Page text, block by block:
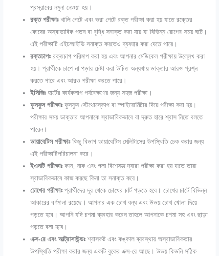
প্রস্রাবের নমুনা নেওয়া হয়।
রক্ত পরীক্ষাঃ খালি পেটে এবং ভরা পেটে রক্ত ​​পরীক্ষা করা হয় যাতে রক্তের
কোষের অস্বাভাবিক পতন বা বৃদ্ধি সনাক্ত করা যায় যা বিভিন্ন রোগের সময় ঘটে।
এই পরীক্ষাটি এইচআইভি সনাক্ত করতেও ব্যবহার করা যেতে পারে।
রক্তচাপঃ রক্তচাপ পরিমাপ করা হয় এবং আপনার মেডিকেল পরীক্ষায় উল্লেখ করা
হয়। প্রার্থীকে চাপে না পড়ার চেষ্টা করা উচিত অন্যথায় ডাক্তার আরও প্রশ্ন
করতে পারে এবং আরও পরীক্ষা করতে পারে।
ইসিজিঃ হার্টের কার্যকলাপ পর্যবেক্ষণের জন্য সহজ পরীক্ষা।
ফুসফুস পরীক্ষাঃ ফুসফুস স্টেথোস্কোপ বা স্পাইরোমিটার দিয়ে পরীক্ষা করা হয়।
পরীক্ষার সময় ডাক্তার আপনাকে স্বাভাবিকভাবে বা দ্রুত হারে শ্বাস নিতে বলতে
পারেন।
ডায়াবেটিস পরীক্ষাঃ কিছু বিভাগ ডায়াবেটিস মেলিটাসের উপস্থিতি চেক করার জন্য
এই পরীক্ষাটিপরিচালনা করে।
ইএনটি পরীক্ষাঃ কান,নাক এবং গলা বিশেষজ্ঞ দ্বারা পরীক্ষা করা হয় যাতে তারা
স্বাভাবিকভাবে কাজ করছে কিনা তা সনাক্ত করে।
চোখের পরীক্ষাঃ প্রার্থীদের দূর থেকে চোখের চার্ট পড়তে হবে। চোখের চার্টে বিভিন্ন
আকারের বর্ণমালা রয়েছে। আপনার এক চোখ বন্ধ এবং উভয় চোখ খোলা দিয়ে
পড়তে হবে। আপনি যদি চশমা ব্যবহার করেন তাহলে আপনাকে চশমা সহ এবং ছাড়া
পড়তে বলা হবে।
এক্স-রে এবং আল্ট্রাসাউন্ডঃ শ্বাসকষ্ট এবং কঙ্কাল ব্যবস্থায় অস্বাভাবিকতার
উপস্থিতি পরীক্ষা করার জন্য একটি বুকের এক্স-রে আছে। উভয় কিডনি সঠিক